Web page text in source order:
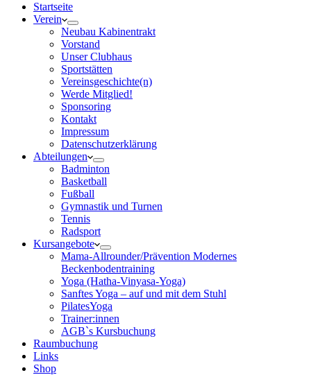
Startseite
Verein
Neubau Kabinentrakt
Vorstand
Unser Clubhaus
Sportstätten
Vereinsgeschichte(n)
Werde Mitglied!
Sponsoring
Kontakt
Impressum
Datenschutzerklärung
Abteilungen
Badminton
Basketball
Fußball
Gymnastik und Turnen
Tennis
Radsport
Kursangebote
Mama-Allrounder/Prävention Modernes
Beckenbodentraining
Yoga (Hatha-Vinyasa-Yoga)
Sanftes Yoga – auf und mit dem Stuhl
PilatesYoga
Trainer:innen
AGB`s Kursbuchung
Raumbuchung
Links
Shop